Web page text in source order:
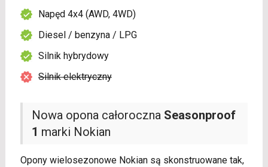
Nowa opona całoroczna Seasonproof
1 marki Nokian
Opony wielosezonowe Nokian są skonstruowane tak,
Napęd 4x4 (AWD, 4WD)
Diesel / benzyna / LPG
Silnik hybrydowy
Silnik elektryczny